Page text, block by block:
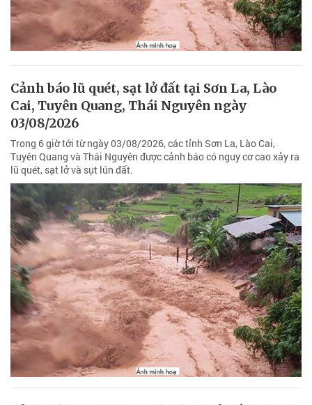
Cảnh báo lũ quét, sạt lở đất tại Sơn La, Lào
Cai, Tuyên Quang, Thái Nguyên ngày
03/08/2026
Trong 6 giờ tới từ ngày 03/08/2026, các tỉnh Sơn La, Lào Cai,
Tuyên Quang và Thái Nguyên được cảnh báo có nguy cơ cao xảy ra
lũ quét, sạt lở và sụt lún đất.